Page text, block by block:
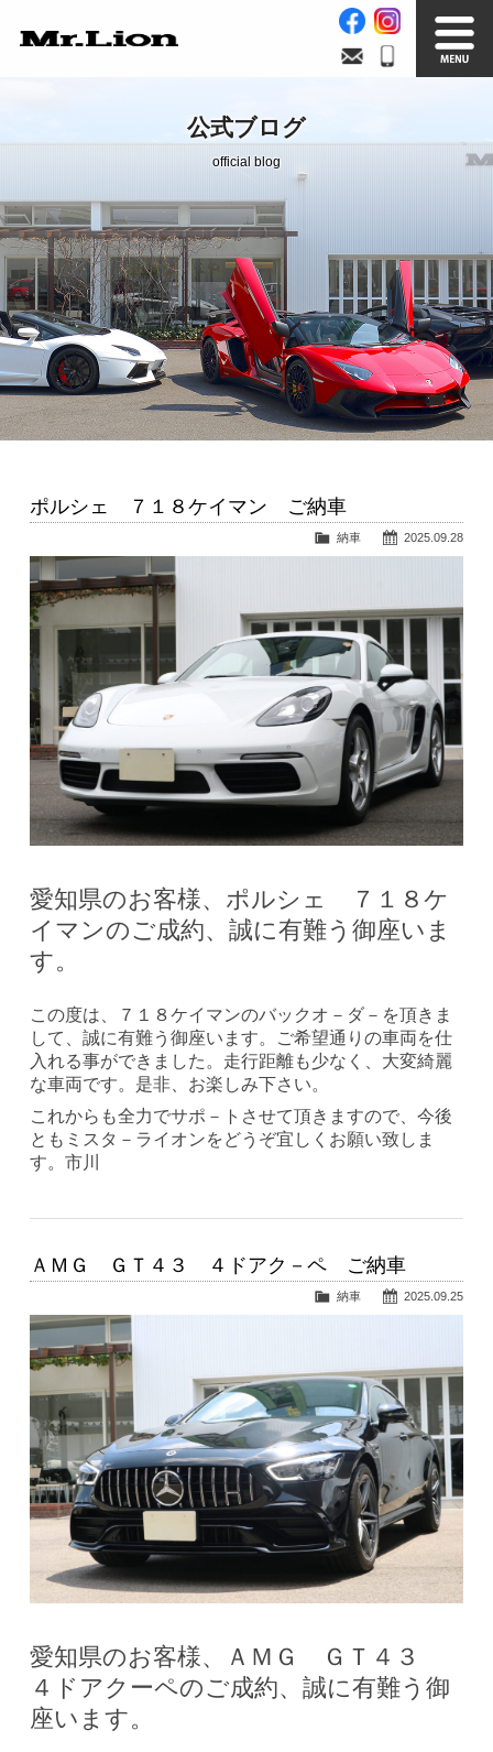
在庫車情報 買取無料査定
Factory
自社工場 サービス案内
Official Blog
公式ブログ
Company info.
会社案内
公式ブログ
official blog
ポルシェ ７１８ケイマン ご納車
2025.09.28
納車
愛知県のお客様、ポルシェ ７１８ケ
イマンのご成約、誠に有難う御座いま
す。
この度は、７１８ケイマンのバックオ－ダ－を頂きま
して、誠に有難う御座います。ご希望通りの車両を仕
入れる事ができました。走行距離も少なく、大変綺麗
な車両です。是非、お楽しみ下さい。
これからも全力でサポ－トさせて頂きますので、今後
ともミスタ－ライオンをどうぞ宜しくお願い致しま
す。市川
ＡＭＧ ＧＴ４３ ４ドアク－ペ ご納車
2025.09.25
納車
愛知県のお客様、ＡＭＧ ＧＴ４３
４ドアクーペのご成約、誠に有難う御
座います。